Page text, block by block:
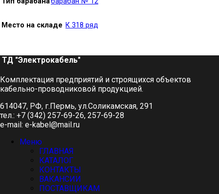
Место на складе К 318 ряд
ТД "Электрокабель"​
Комплектация предприятий и строящихся объектов
кабельно-проводниковой продукцией.
614047, РФ, г.Пермь, ул.Соликамская, 291
тел.: +7 (342) 257-69-26, 257-69-28
e-mail: e-kabel@mail.ru
Меню
ГЛАВНАЯ
КАТАЛОГ
КОНТАКТЫ
ВАКАНСИИ
ПОСТАВЩИКАМ